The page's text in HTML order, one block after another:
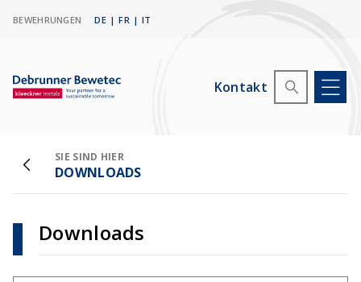
BEWEHRUNGEN IT
|
FR
|
DE
Kontakt
SIE SIND HIER
DOWNLOADS
Downloads